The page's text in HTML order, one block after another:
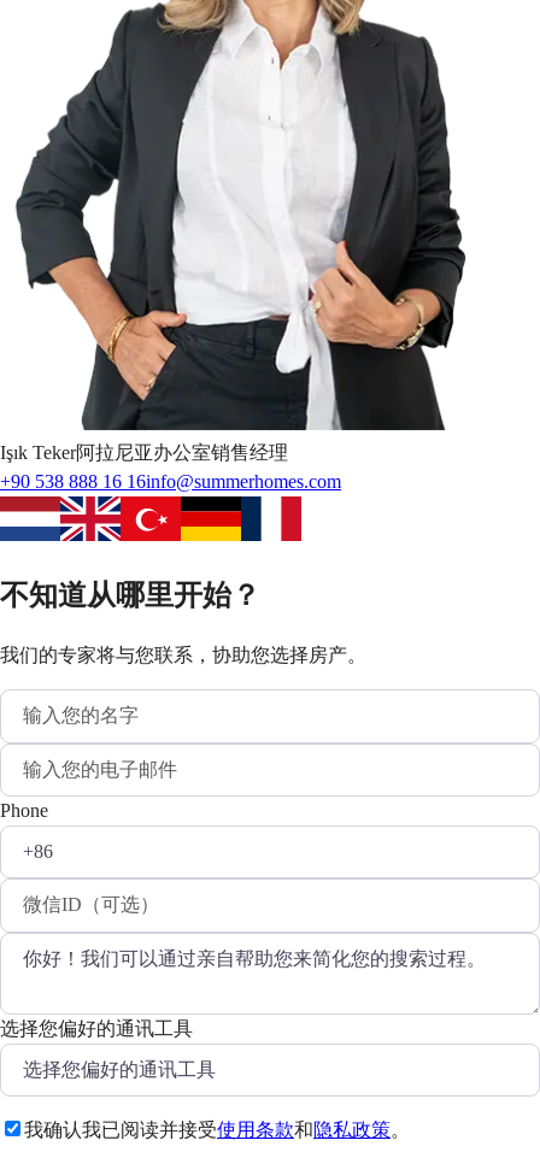
Işık Teker阿拉尼亚办公室销售经理
+90 538 888 16 16info@summerhomes.com
不知道从哪里开始？
我们的专家将与您联系，协助您选择房产。
Phone
选择您偏好的通讯工具
我确认我已阅读并接受使用条款和隐私政策。